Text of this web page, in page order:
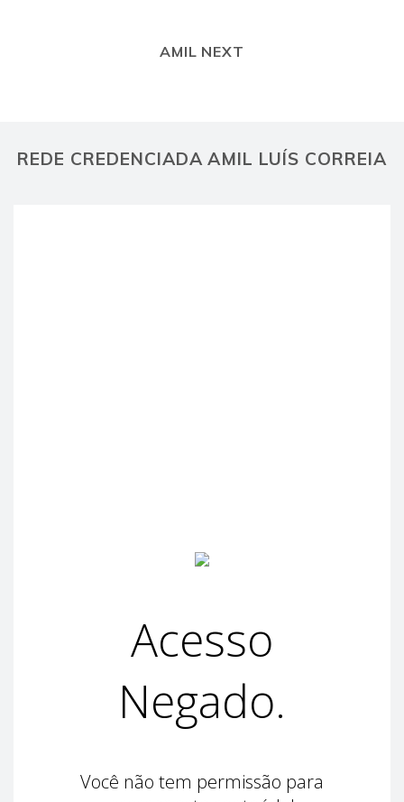
AMIL NEXT
REDE CREDENCIADA AMIL LUÍS CORREIA